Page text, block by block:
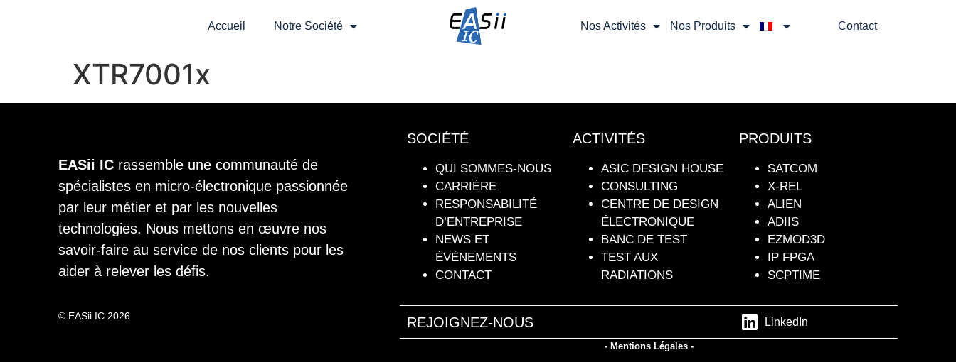
Accueil Notre Société Nos Activités Nos Produits Contact
XTR7001x
EASii IC rassemble une communauté de
spécialistes en micro-électronique passionnée
par leur métier et par les nouvelles
technologies. Nous mettons en œuvre nos
savoir-faire au service de nos clients pour les
aider à relever les défis.
© EASii IC 2026
SOCIÉTÉ
QUI SOMMES-NOUS
CARRIÈRE
RESPONSABILITÉ
D’ENTREPRISE
NEWS ET
ÉVÈNEMENTS
CONTACT
ACTIVITÉS
ASIC DESIGN HOUSE
CONSULTING
CENTRE DE DESIGN
ÉLECTRONIQUE
BANC DE TEST
TEST AUX
RADIATIONS
PRODUITS
SATCOM
X-REL
ALIEN
ADIIS
EZMOD3D
IP FPGA
SCPTIME
REJOIGNEZ-NOUS LinkedIn
- Mentions Légales -